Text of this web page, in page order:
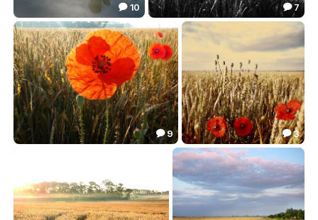
Минимализм флористический
7.36
 10
Черно-белый хлеб
4.47
 7
 9
Коробочки в строю
5.58
 3